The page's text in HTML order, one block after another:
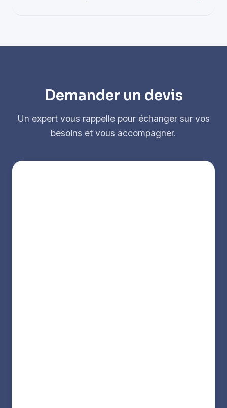
Demander un devis
Un expert vous rappelle pour échanger sur vos
besoins et vous accompagner.